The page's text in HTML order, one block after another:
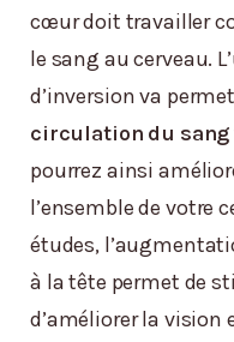
cœur doit travailler
le sang au cerveau.
d’inversion va
circulation du sang
pourrez ainsi
l’ensemble de votre
études,
à la tête permet de
d’améliorer la vision